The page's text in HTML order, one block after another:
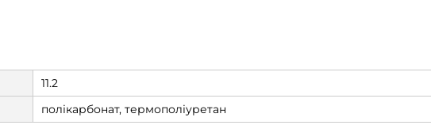
11.2
полікарбонат, термополіуретан